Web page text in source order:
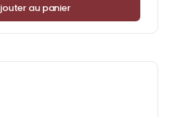
au panier